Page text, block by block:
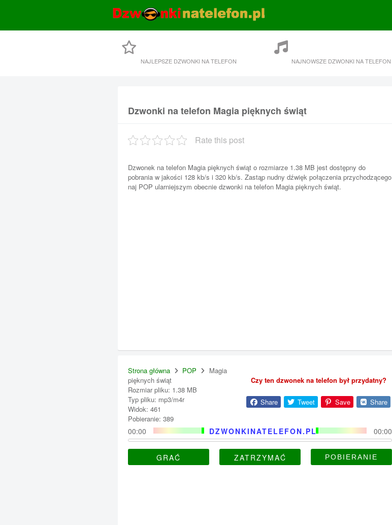
NAJLEPSZE DZWONKI NA TELEFON NAJNOWSZE DZWONKI NA TELEFON
Dzwonki na telefon Magia pięknych świąt
Rate this post
Dzwonek na telefon Magia pięknych świąt o rozmiarze 1.38 MB jest dostępny do
pobrania w jakości 128 kb/s i 320 kb/s. Zastąp nudny dźwięk połączenia przychodzącego
naj POP ularniejszym obecnie dzwonki na telefon Magia pięknych świąt.
Strona główna POP
Magia
pięknych świąt
Rozmiar pliku: 1.38 MB
Typ pliku: mp3/m4r
Widok: 461
Pobieranie: 389
Czy ten dzwonek na telefon był przydatny?
Share Tweet Save Share
DZWONKINATELEFON.PL
00:00 00:00
GRAĆ ZATRZYMAĆ